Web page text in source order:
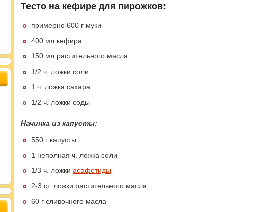
Тесто на кефире для пирожков:
примерно 600 г муки
400 мл кефира
150 мл растительного масла
1/2 ч. ложки соли
1 ч. ложка сахара
1/2 ч. ложки соды
Начинка из капусты:
550 г капусты
1 неполная ч. ложка соли
1/3 ч. ложки асафетиды
2-3 ст. ложки растительного масла
60 г сливочного масла